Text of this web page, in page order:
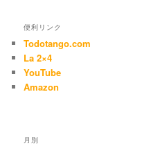
便利リンク
Todotango.com
La 2×4
YouTube
Amazon
月別